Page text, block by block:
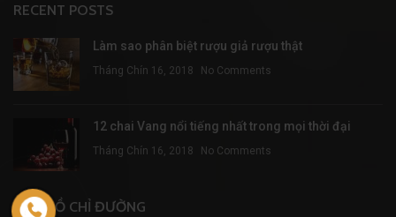
RECENT POSTS
Làm sao phân biệt rượu giả rượu thật
Tháng Chín 16, 2018 No Comments
12 chai Vang nổi tiếng nhất trong mọi thời đại
Tháng Chín 16, 2018 No Comments
BẢN ĐỒ CHỈ ĐƯỜNG